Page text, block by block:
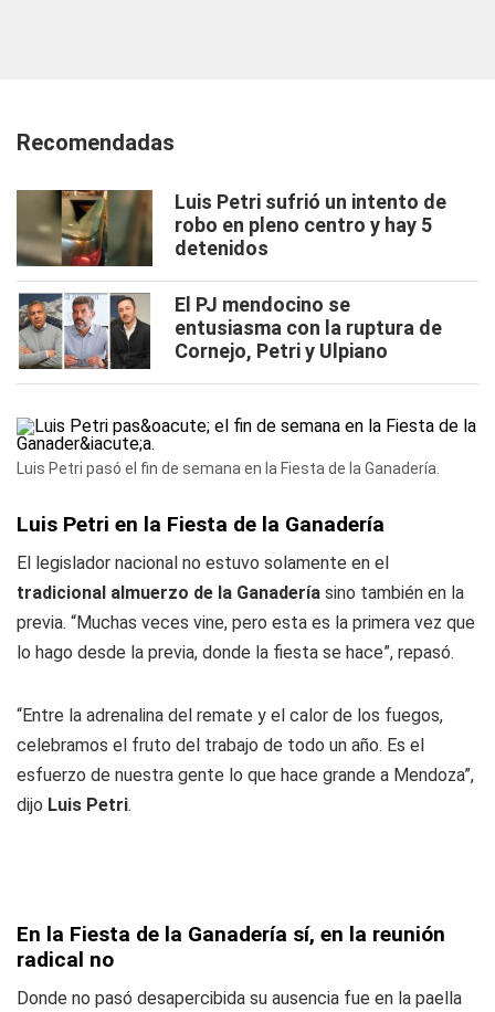
Recomendadas
Luis Petri sufrió un intento de
robo en pleno centro y hay 5
detenidos
El PJ mendocino se
entusiasma con la ruptura de
Cornejo, Petri y Ulpiano
Luis Petri pasó el fin de semana en la Fiesta de la Ganadería.
Luis Petri en la Fiesta de la Ganadería
El legislador nacional no estuvo solamente en el
tradicional almuerzo de la Ganadería sino también en la
previa. “Muchas veces vine, pero esta es la primera vez que
lo hago desde la previa, donde la fiesta se hace”, repasó.
“Entre la adrenalina del remate y el calor de los fuegos,
celebramos el fruto del trabajo de todo un año. Es el
esfuerzo de nuestra gente lo que hace grande a Mendoza”,
dijo Luis Petri.
En la Fiesta de la Ganadería sí, en la reunión
radical no
Donde no pasó desapercibida su ausencia fue en la paella